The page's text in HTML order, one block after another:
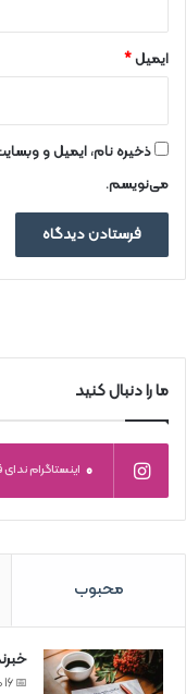
ایمیل*
ذخیره نام، ایمیل و
می‌نویسم.
ما را دنبال کنید
0 اینستاگرام
محبوب
📅 16 مرداد 1405 🕙16:29